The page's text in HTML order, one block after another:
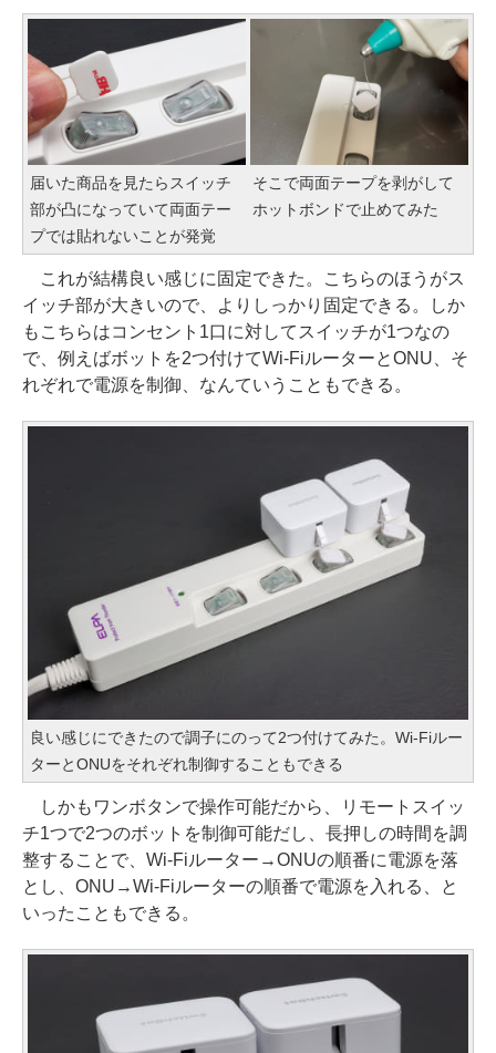
届いた商品を見たらスイッチ
部が凸になっていて両面テー
プでは貼れないことが発覚
そこで両面テープを剥がして
ホットボンドで止めてみた
これが結構良い感じに固定できた。こちらのほうがス
イッチ部が大きいので、よりしっかり固定できる。しか
もこちらはコンセント1口に対してスイッチが1つなの
で、例えばボットを2つ付けてWi-FiルーターとONU、そ
れぞれで電源を制御、なんていうこともできる。
良い感じにできたので調子にのって2つ付けてみた。Wi-Fiルー
ターとONUをそれぞれ制御することもできる
しかもワンボタンで操作可能だから、リモートスイッ
チ1つで2つのボットを制御可能だし、長押しの時間を調
整することで、Wi-Fiルーター→ONUの順番に電源を落
とし、ONU→Wi-Fiルーターの順番で電源を入れる、と
いったこともできる。